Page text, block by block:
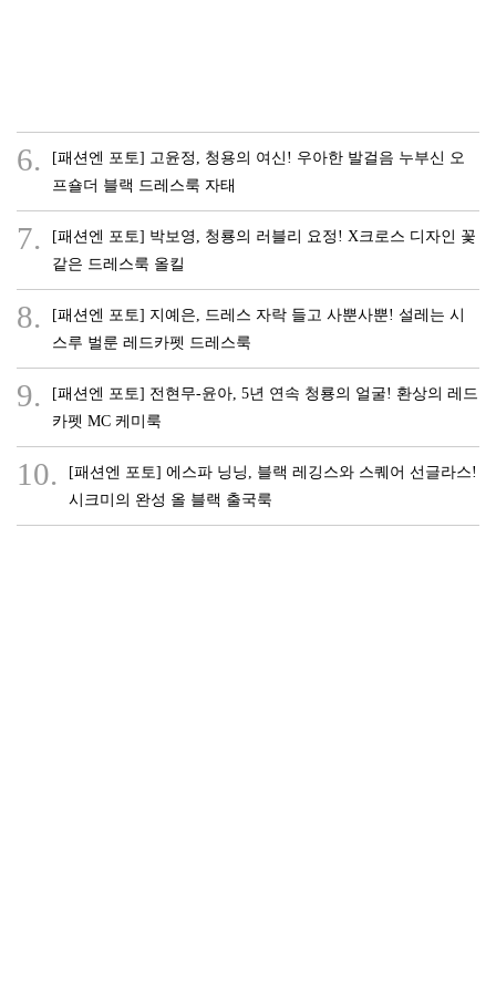
6.
[패션엔 포토] 고윤정, 청용의 여신! 우아한 발걸음 누부신 오
프숄더 블랙 드레스룩 자태
7.
[패션엔 포토] 박보영, 청룡의 러블리 요정! X크로스 디자인 꽃
같은 드레스룩 올킬
8.
[패션엔 포토] 지예은, 드레스 자락 들고 사뿐사뿐! 설레는 시
스루 벌룬 레드카펫 드레스룩
9.
[패션엔 포토] 전현무-윤아, 5년 연속 청룡의 얼굴! 환상의 레드
카펫 MC 케미룩
10.
[패션엔 포토] 에스파 닝닝, 블랙 레깅스와 스퀘어 선글라스!
시크미의 완성 올 블랙 출국룩